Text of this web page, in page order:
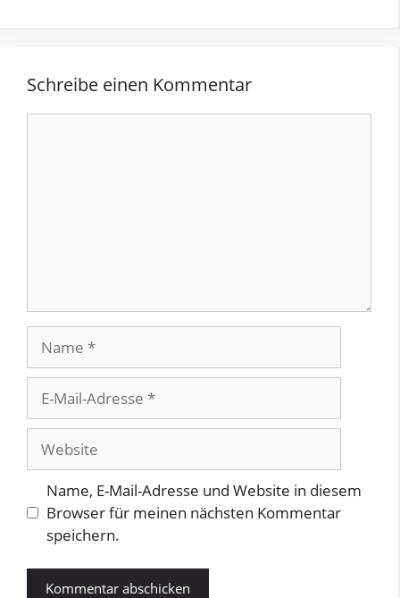
Schreibe einen Kommentar
Mail-
Adresse
Name, E-Mail-Adresse und Website in diesem
Browser für meinen nächsten Kommentar
speichern.